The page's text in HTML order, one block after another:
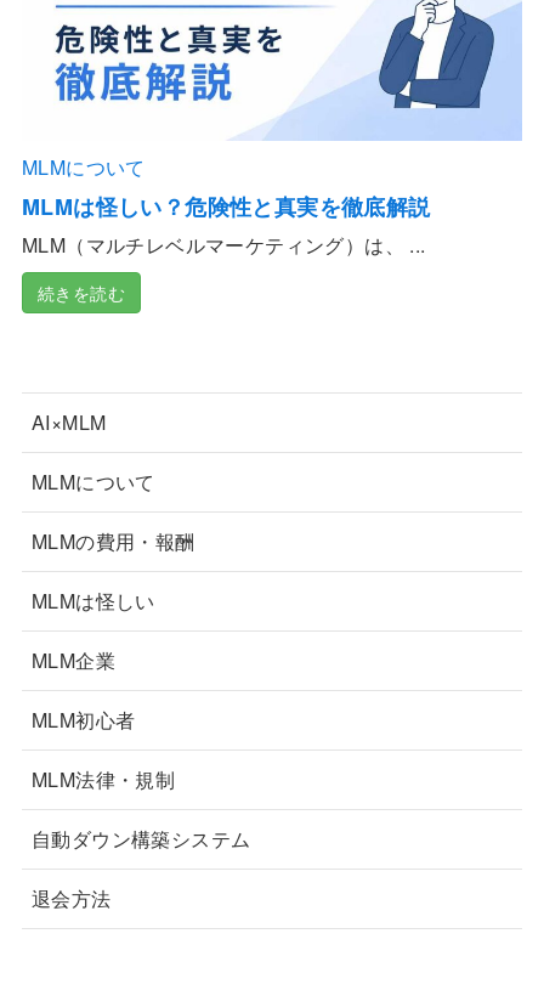
MLMについて
MLMは怪しい？危険性と真実を徹底解説
MLM（マルチレベルマーケティング）は、 ...
続きを読む
AI×MLM
MLMについて
MLMの費用・報酬
MLMは怪しい
MLM企業
MLM初心者
MLM法律・規制
自動ダウン構築システム
退会方法